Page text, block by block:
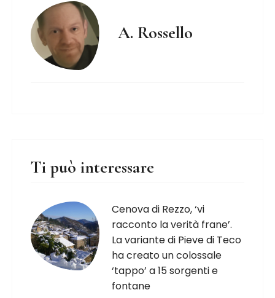
A. Rossello
Ti può interessare
Cenova di Rezzo, ‘vi
racconto la verità frane’.
La variante di Pieve di Teco
ha creato un colossale
‘tappo’ a 15 sorgenti e
fontane